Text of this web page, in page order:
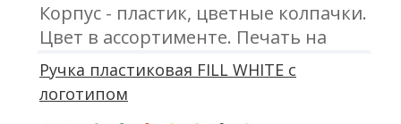
Корпус - пластик, цветные колпачки.
Цвет в ассортименте. Печать на
ручках в типографии под заказ
Ручка пластиковая FILL WHITE с
логотипом